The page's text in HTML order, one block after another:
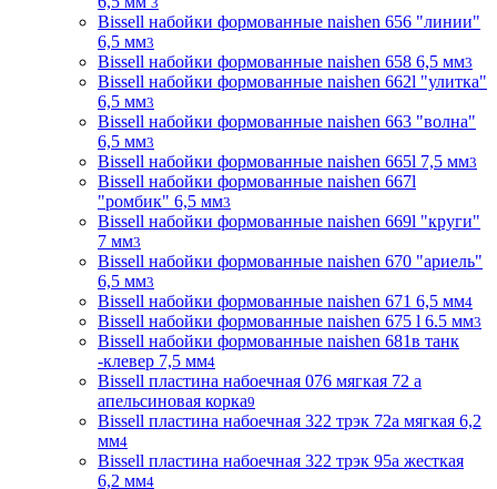
Bissell набойки формованные naishen 656 "линии"
6,5 мм3
Bissell набойки формованные naishen 658 6,5 мм3
Bissell набойки формованные naishen 662l "улитка"
6,5 мм3
Bissell набойки формованные naishen 663 "волна"
6,5 мм3
Bissell набойки формованные naishen 665l 7,5 мм3
Bissell набойки формованные naishen 667l
"ромбик" 6,5 мм3
Bissell набойки формованные naishen 669l "круги"
7 мм3
Bissell набойки формованные naishen 670 "ариель"
6,5 мм3
Bissell набойки формованные naishen 671 6,5 мм4
Bissell набойки формованные naishen 675 l 6.5 мм3
Bissell набойки формованные naishen 681в танк
-клевер 7,5 мм4
Bissell пластина набоечная 076 мягкая 72 а
апельсиновая корка9
Bissell пластина набоечная 322 трэк 72а мягкая 6,2
мм4
Bissell пластина набоечная 322 трэк 95а жесткая
6,2 мм4